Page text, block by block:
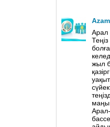
Арал
жыл